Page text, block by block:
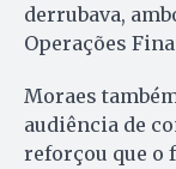
derrubava,
Operações
Moraes
audiência de
reforçou que o